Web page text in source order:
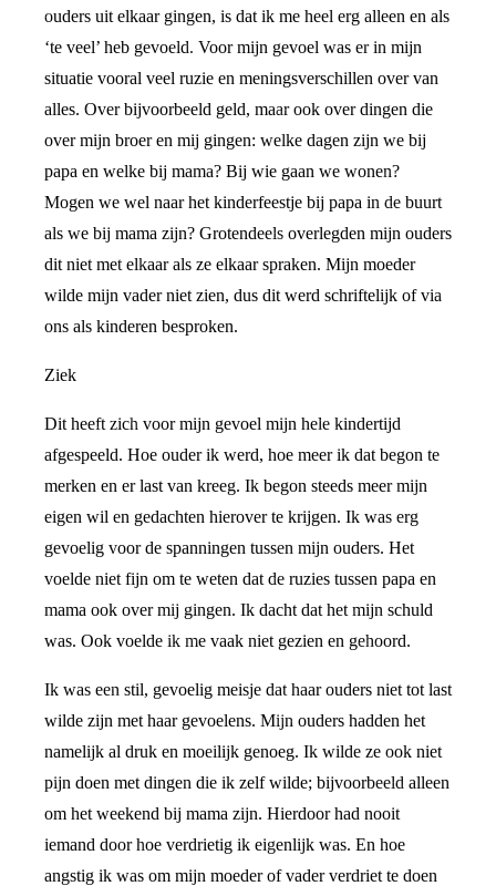
ouders uit elkaar gingen, is dat ik me heel erg alleen en als
‘te veel’ heb gevoeld. Voor mijn gevoel was er in mijn
situatie vooral veel ruzie en meningsverschillen over van
alles. Over bijvoorbeeld geld, maar ook over dingen die
over mijn broer en mij gingen: welke dagen zijn we bij
papa en welke bij mama? Bij wie gaan we wonen?
Mogen we wel naar het kinderfeestje bij papa in de buurt
als we bij mama zijn? Grotendeels overlegden mijn ouders
dit niet met elkaar als ze elkaar spraken. Mijn moeder
wilde mijn vader niet zien, dus dit werd schriftelijk of via
ons als kinderen besproken.
Ziek
Dit heeft zich voor mijn gevoel mijn hele kindertijd
afgespeeld. Hoe ouder ik werd, hoe meer ik dat begon te
merken en er last van kreeg. Ik begon steeds meer mijn
eigen wil en gedachten hierover te krijgen. Ik was erg
gevoelig voor de spanningen tussen mijn ouders. Het
voelde niet fijn om te weten dat de ruzies tussen papa en
mama ook over mij gingen. Ik dacht dat het mijn schuld
was. Ook voelde ik me vaak niet gezien en gehoord.
Ik was een stil, gevoelig meisje dat haar ouders niet tot last
wilde zijn met haar gevoelens. Mijn ouders hadden het
namelijk al druk en moeilijk genoeg. Ik wilde ze ook niet
pijn doen met dingen die ik zelf wilde; bijvoorbeeld alleen
om het weekend bij mama zijn. Hierdoor had nooit
iemand door hoe verdrietig ik eigenlijk was. En hoe
angstig ik was om mijn moeder of vader verdriet te doen